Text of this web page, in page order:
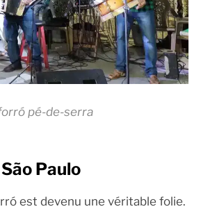
pé-de-serra
Paulo
est devenu une véritable folie.